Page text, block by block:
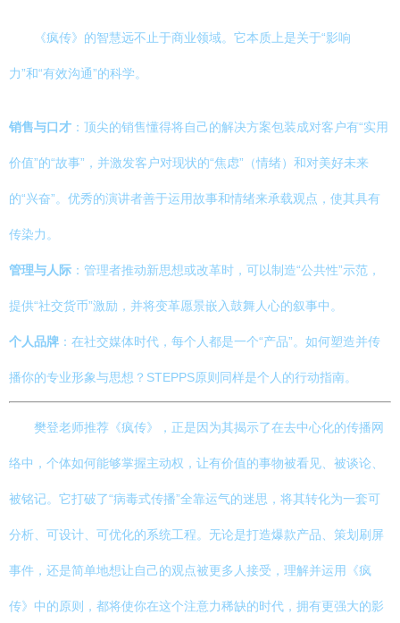
《疯传》的智慧远不止于商业领域。它本质上是关于“影响
力”和“有效沟通”的科学。
销售与口才 ：顶尖的销售懂得将自己的解决方案包装成对客户有“实用
价值”的“故事”，并激发客户对现状的“焦虑”（情绪）和对美好未来
的“兴奋”。优秀的演讲者善于运用故事和情绪来承载观点，使其具有
传染力。
管理与人际 ：管理者推动新思想或改革时，可以制造“公共性”示范，
提供“社交货币”激励，并将变革愿景嵌入鼓舞人心的叙事中。
个人品牌 ：在社交媒体时代，每个人都是一个“产品”。如何塑造并传
播你的专业形象与思想？STEPPS原则同样是个人的行动指南。
樊登老师推荐《疯传》，正是因为其揭示了在去中心化的传播网
络中，个体如何能够掌握主动权，让有价值的事物被看见、被谈论、
被铭记。它打破了“病毒式传播”全靠运气的迷思，将其转化为一套可
分析、可设计、可优化的系统工程。无论是打造爆款产品、策划刷屏
事件，还是简单地想让自己的观点被更多人接受，理解并运用《疯
传》中的原则，都将使你在这个注意力稀缺的时代，拥有更强大的影